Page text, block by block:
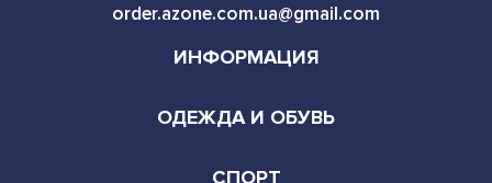
order.azone.com.ua@gmail.com
ИНФОРМАЦИЯ
ОДЕЖДА И ОБУВЬ
СПОРТ